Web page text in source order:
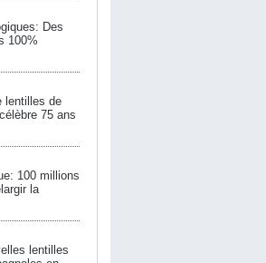
Des
100%
lentilles de
75 ans
100 millions
la
lentilles